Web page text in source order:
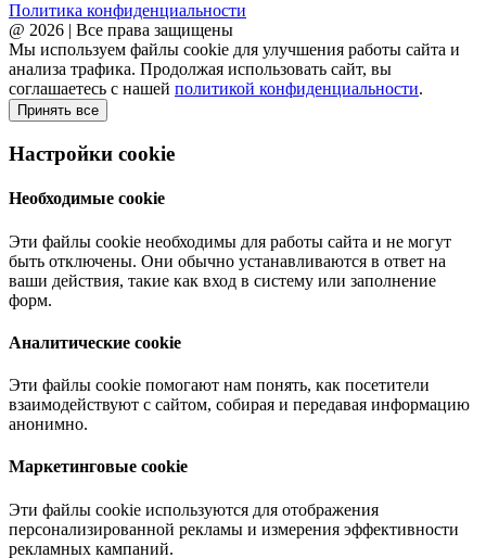
Политика конфиденциальности
@ 2026 | Все права защищены
Мы используем файлы cookie для улучшения работы сайта и
анализа трафика. Продолжая использовать сайт, вы
соглашаетесь с нашей политикой конфиденциальности.
Принять все
Настройки cookie
Необходимые cookie
Эти файлы cookie необходимы для работы сайта и не могут
быть отключены. Они обычно устанавливаются в ответ на
ваши действия, такие как вход в систему или заполнение
форм.
Аналитические cookie
Эти файлы cookie помогают нам понять, как посетители
взаимодействуют с сайтом, собирая и передавая информацию
анонимно.
Маркетинговые cookie
Эти файлы cookie используются для отображения
персонализированной рекламы и измерения эффективности
рекламных кампаний.